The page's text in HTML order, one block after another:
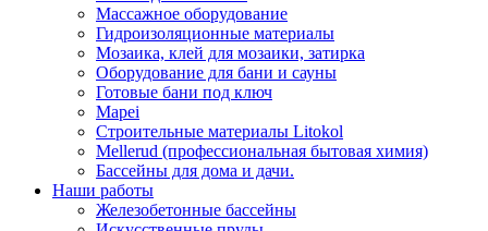
Массажное оборудование
Гидроизоляционные материалы
Мозаика, клей для мозаики, затирка
Оборудование для бани и сауны
Готовые бани под ключ
Mapei
Строительные материалы Litokol
Mellerud (профессиональная бытовая химия)
Бассейны для дома и дачи.
Наши работы
Железобетонные бассейны